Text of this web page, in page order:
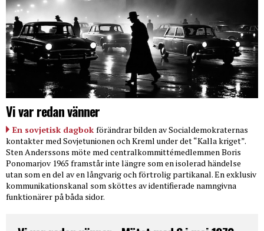
Vi var redan vänner
En sovjetisk dagbok förändrar bilden av Socialdemokraternas
kontakter med Sovjetunionen och Kreml under det “Kalla kriget”.
Sten Anderssons möte med centralkommittémedlemmen Boris
Ponomarjov 1965 framstår inte längre som en isolerad händelse
utan som en del av en långvarig och förtrolig partikanal. En exklusiv
kommunikationskanal som sköttes av identifierade namngivna
funktionärer på båda sidor.